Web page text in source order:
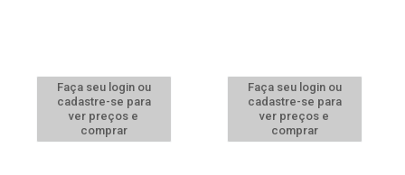
Faça seu login ou
cadastre-se para
ver preços e
comprar
Faça seu login ou
cadastre-se para
ver preços e
comprar